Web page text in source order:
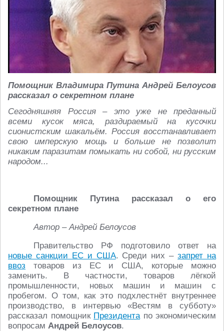
Помощник Владимира Путина Андрей Белоусов
рассказал о секретном плане
Сегодняшняя Россия – это уже не преданный
всеми кусок мяса, раздираемый на кусочки
сионистским шакальём. Россия восстанавливает
свою имперскую мощь и больше не позволит
никаким паразитам помыкать ни собой, ни русским
народом...
Помощник Путина рассказал о его
секретном плане
Автор – Андрей Белоусов
Правительство РФ подготовило ответ на
новые санкции ЕС и США. Среди них –запрет на
ввоз товаров из ЕС и США, которые можно
заменить. В частности, товаров лёгкой
промышленности, новых машин и машин с
пробегом. О том, как это подхлестнёт внутреннее
производство, в интервью «Вестям в субботу»
рассказал помощник Президентапо экономическим
вопросам Андрей Белоусов.